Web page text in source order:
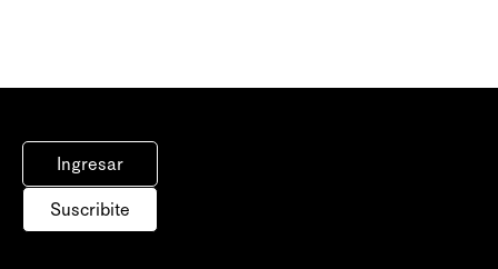
Ingresar
Suscribite